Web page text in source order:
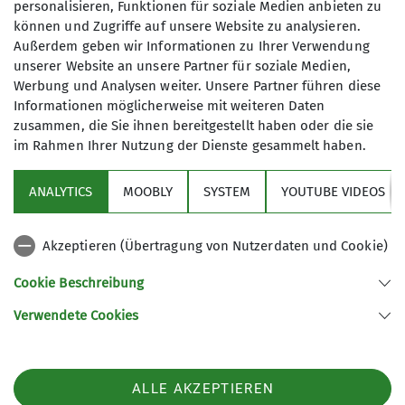
Jugendleiter
Jugendleiterin
Ämter
Jugendleiterin
6
Bundesverband
Service
94419 Reisbach/Englmannsberg
Telefon +498734938842
personalisieren, Funktionen für soziale Medien anbieten zu
können und Zugriffe auf unsere Website zu analysieren.
Außerdem geben wir Informationen zu Ihrer Verwendung
unserer Website an unsere Partner für soziale Medien,
Werbung und Analysen weiter. Unsere Partner führen diese
Informationen möglicherweise mit weiteren Daten
zusammen, die Sie ihnen bereitgestellt haben oder die sie
im Rahmen Ihrer Nutzung der Dienste gesammelt haben.
ANALYTICS MOOBLY SYSTEM YOUTUBE VIDEOS
Akzeptieren (Übertragung von Nutzerdaten und Cookie)
Cookie Beschreibung
Verwendete Cookies
ALLE AKZEPTIEREN